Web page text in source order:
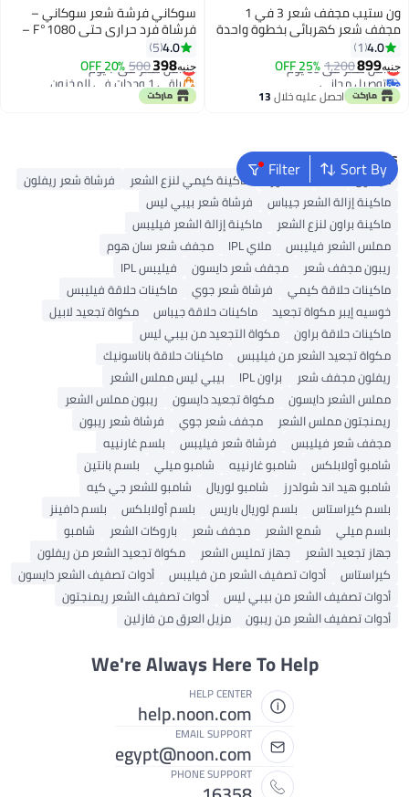
ون ستيب مجفف شعر 3 في 1
مجفف شعر كهربائي بخطوة واحدة
ومصفف شعر بالهواء الساخن
ومكثف للشعر ومجفف شعر
وفرشاة هواء ساخن
4.0
1
جنيه899
1,200
25% OFFأقل سعر في 30 يوم
توصيل مجاني
أقل سعر في 30 يوماحصل عليه خلال13
سوكاني فرشة شعر سوكاني –
فرشاة فرد حراري حتى 1080°F –
موديل SK-1009
4.0
5
جنيه398
500
20% OFFأقل سعر في 7 يوم
باقي 1 وحدات في المخزون
أقل سعر في 7 يوم
Sort By
FilterPopular Searches
دايسون K18 ماء الورد ماكينة كيمي لنزع الشعر
فرشاة شعر ريفلون
ماكينة إزالة الشعر جيباس
فرشاة شعر بيبي ليس
ماكينة براون لنزع الشعر
ماكينة إزالة الشعر فيليبس
مملس الشعر فيليبس
ملاي IPL
مجفف شعر سان هوم
ريبون مجفف شعر
مجفف شعر دايسون
فيليبس IPL
ماكينات حلاقة كيمي
فرشاة شعر جوي
ماكينات حلاقة فيليبس
خوسيه إيبر مكواة تجعيد
ماكينات حلاقة جيباس
مكواة تجعيد لابيل
ماكينات حلاقة براون
مكواة التجعيد من بيبي ليس
مكواة تجعيد الشعر من فيليبس
ماكينات حلاقة باناسونيك
ريفلون مجفف شعر
براون IPL
بيبي ليس مملس الشعر
مملس الشعر دايسون
مكواة تجعيد دايسون
ريبون مملس الشعر
ريمنجتون مملس الشعر
مجفف شعر جوي
فرشاة شعر ريبون
مجفف شعر فيليبس
فرشاة شعر فيليبس
بلسم غارنييه
شامبو أولابلكس
شامبو غارنييه شامبو ميلي
بلسم بانتين
شامبو هيد اند شولدرز
شامبو لوريال
شامبو للشعر جي كيه
بلسم كيراستاس
بلسم لوريال باريس بلسم أولابلكس
بلسم دافينز
بلسم ميلي
شمع الشعر مجفف شعر باروكات الشعر
شامبو
جهاز تجعيد الشعر
جهاز تمليس الشعر
مكواة تجعيد الشعر من ريفلون
كيراستاس
أدوات تصفيف الشعر من فيليبس
أدوات تصفيف الشعر دايسون
أدوات تصفيف الشعر من بيبي ليس
أدوات تصفيف الشعر ريمنجتون
أدوات تصفيف الشعر من ريبون
مزيل العرق من فازلين
We're Always Here To Help
HELP CENTER
help.noon.com
EMAIL SUPPORT
egypt@noon.com
PHONE SUPPORT